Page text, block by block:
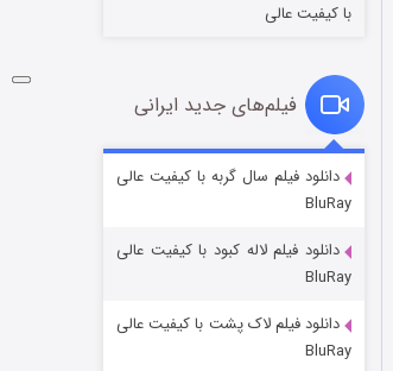
شکست استوارت در نجات جهان
قسمت
با کیفیت عالی
فیلم‌های جدید ایرانی
دانلود فیلم سال گربه با کیفیت عالی
BluRay
دانلود فیلم لاله کبود با کیفیت عالی
BluRay
دانلود فیلم لاک پشت با کیفیت عالی
BluRay